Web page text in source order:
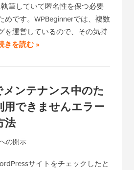
筆していて匿名性を保つ必要
めです。WPBeginnerでは、複数
を運営しているので、その気持
きを読む »
ンテナンス中のた
用できませんエラー
法
の開示
サイトをチェックしたと